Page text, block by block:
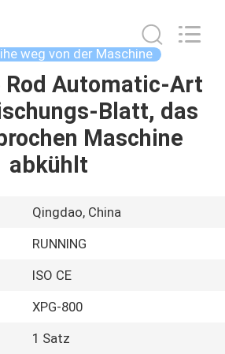
weg von der Maschine
Rod Automatic-Art
Blatt, das
Maschine
abkühlt
Qingdao, China
RUNNING
ISO CE
XPG-800
1 Satz